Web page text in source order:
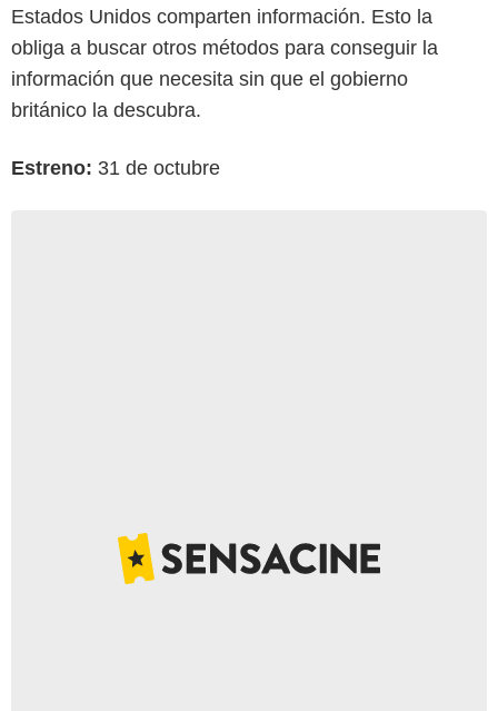
Estados Unidos comparten información. Esto la
obliga a buscar otros métodos para conseguir la
información que necesita sin que el gobierno
británico la descubra.
Estreno: 31 de octubre